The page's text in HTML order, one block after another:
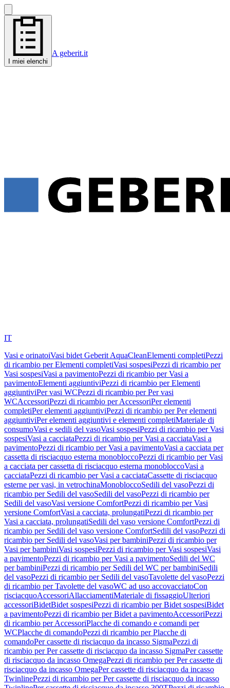
I miei elenchi
A geberit.it
IT
Vasi e orinatoiVasi bidet Geberit AquaCleanElementi completiPezzi
di ricambio per Elementi completiVasi sospesiPezzi di ricambio per
Vasi sospesiVasi a pavimentoPezzi di ricambio per Vasi a
pavimentoElementi aggiuntiviPezzi di ricambio per Elementi
aggiuntiviPer vasi WCPezzi di ricambio per Per vasi
WCAccessoriPezzi di ricambio per AccessoriPer elementi
completiPer elementi aggiuntiviPezzi di ricambio per Per elementi
aggiuntiviPer elementi aggiuntivi e elementi completiMateriale di
consumoVasi e sedili del vasoVasi sospesiPezzi di ricambio per Vasi
sospesiVasi a cacciataPezzi di ricambio per Vasi a cacciataVasi a
pavimentoPezzi di ricambio per Vasi a pavimentoVasi a cacciata per
cassetta di risciacquo esterna monobloccoPezzi di ricambio per Vasi
a cacciata per cassetta di risciacquo esterna monobloccoVasi a
cacciataPezzi di ricambio per Vasi a cacciataCassette di risciacquo
esterne per vasi, in vetrochinaMonobloccoSedili del vasoPezzi di
ricambio per Sedili del vasoSedili del vasoPezzi di ricambio per
Sedili del vasoVasi versione ComfortPezzi di ricambio per Vasi
versione ComfortVasi a cacciata, prolungatiPezzi di ricambio per
Vasi a cacciata, prolungatiSedili del vaso versione ComfortPezzi di
ricambio per Sedili del vaso versione ComfortSedili del vasoPezzi di
ricambio per Sedili del vasoVasi per bambiniPezzi di ricambio per
Vasi per bambiniVasi sospesiPezzi di ricambio per Vasi sospesiVasi
a pavimentoPezzi di ricambio per Vasi a pavimentoSedili del WC
per bambiniPezzi di ricambio per Sedili del WC per bambiniSedili
del vasoPezzi di ricambio per Sedili del vasoTavolette del vasoPezzi
di ricambio per Tavolette del vasoWC ad uso accovacciatoCon
risciacquoAccessoriAllacciamentiMateriale di fissaggioUlteriori
accessoriBidetBidet sospesiPezzi di ricambio per Bidet sospesiBidet
a pavimentoPezzi di ricambio per Bidet a pavimentoAccessoriPezzi
di ricambio per AccessoriPlacche di comando e comandi per
WCPlacche di comandoPezzi di ricambio per Placche di
comandoPer cassette di risciacquo da incasso SigmaPezzi di
ricambio per Per cassette di risciacquo da incasso SigmaPer cassette
di risciacquo da incasso OmegaPezzi di ricambio per Per cassette di
risciacquo da incasso OmegaPer cassette di risciacquo da incasso
TwinlinePezzi di ricambio per Per cassette di risciacquo da incasso